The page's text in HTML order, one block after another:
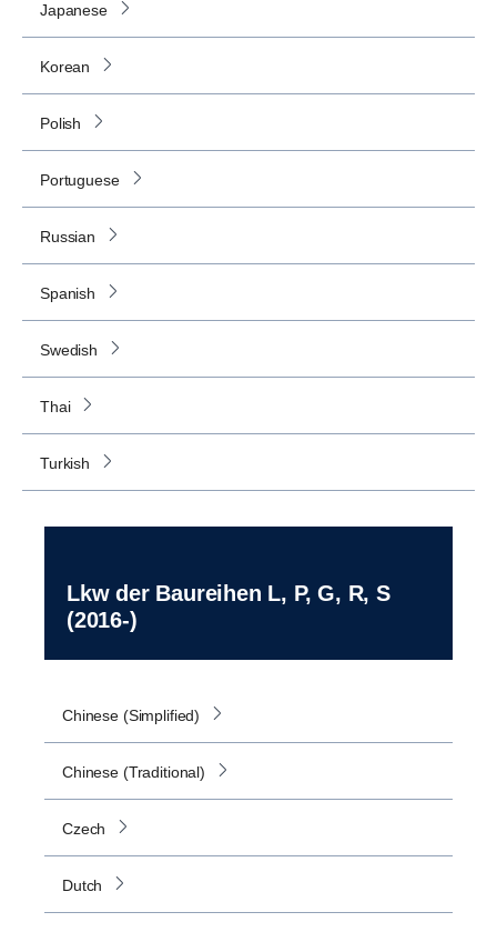
Japanese
Korean
Polish
Portuguese
Russian
Spanish
Swedish
Thai
Turkish
Lkw der Baureihen L, P, G, R, S
(2016-)
Chinese (Simplified)
Chinese (Traditional)
Czech
Dutch